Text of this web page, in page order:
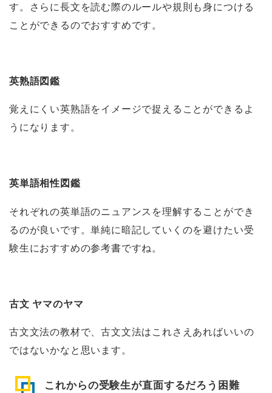
す。さらに長文を読む際のルールや規則も身につける
ことができるのでおすすめです。
英熟語図鑑
覚えにくい英熟語をイメージで捉えることができるよ
うになります。
英単語相性図鑑
それぞれの英単語のニュアンスを理解することができ
るのが良いです。単純に暗記していくのを避けたい受
験生におすすめの参考書ですね。
古文 ヤマのヤマ
古文文法の教材で、古文文法はこれさえあればいいの
ではないかなと思います。
これからの受験生が直面するだろう困難